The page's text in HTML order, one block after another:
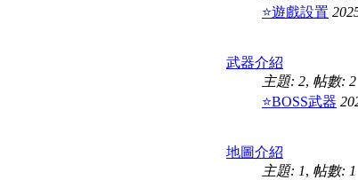
⭐遊戲設置
武器介紹
主題: 2, 帖數: 2
⭐BOSS武器
地圖介紹
主題: 1, 帖數: 1